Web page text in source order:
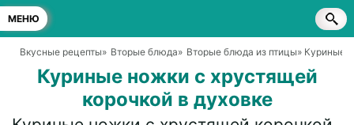
МЕНЮ
Вкусные рецепты» Вторые блюда» Вторые блюда из птицы» Куриные
Куриные ножки с хрустящей
корочкой в духовке